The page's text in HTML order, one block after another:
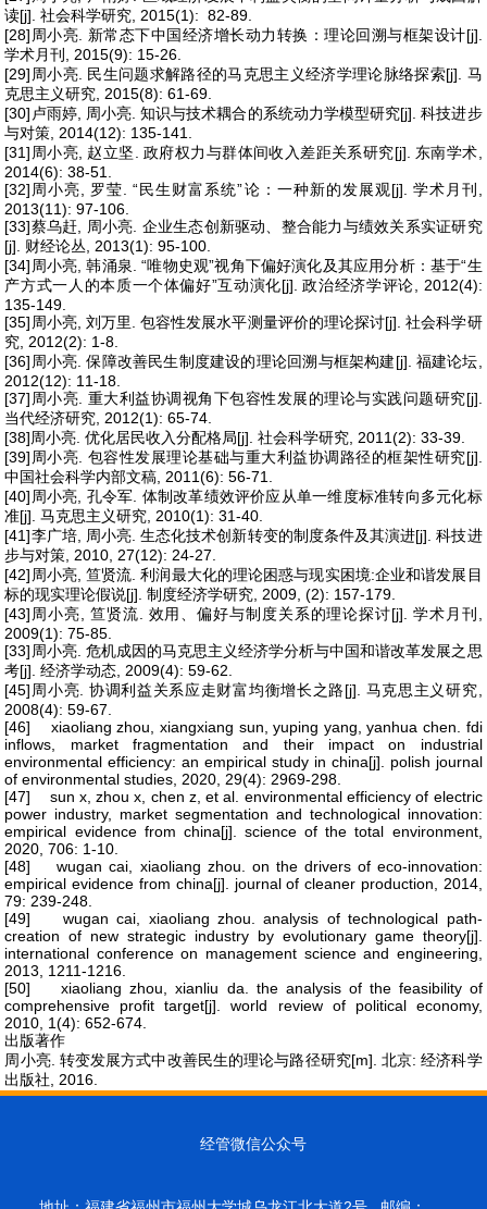
读[j]. 社会科学研究, 2015(1): 82-89.
[28]周小亮. 新常态下中国经济增长动力转换：理论回溯与框架设计[j].
学术月刊, 2015(9): 15-26.
[29]周小亮. 民生问题求解路径的马克思主义经济学理论脉络探索[j]. 马
克思主义研究, 2015(8): 61-69.
[30]卢雨婷, 周小亮. 知识与技术耦合的系统动力学模型研究[j]. 科技进步
与对策, 2014(12): 135-141.
[31]周小亮, 赵立坚. 政府权力与群体间收入差距关系研究[j]. 东南学术,
2014(6): 38-51.
[32]周小亮, 罗莹. “民生财富系统”论：一种新的发展观[j]. 学术月刊,
2013(11): 97-106.
[33]蔡乌赶, 周小亮. 企业生态创新驱动、整合能力与绩效关系实证研究
[j]. 财经论丛, 2013(1): 95-100.
[34]周小亮, 韩涌泉. “唯物史观”视角下偏好演化及其应用分析：基于“生
产方式一人的本质一个体偏好”互动演化[j]. 政治经济学评论, 2012(4):
135-149.
[35]周小亮, 刘万里. 包容性发展水平测量评价的理论探讨[j]. 社会科学研
究, 2012(2): 1-8.
[36]周小亮. 保障改善民生制度建设的理论回溯与框架构建[j]. 福建论坛,
2012(12): 11-18.
[37]周小亮. 重大利益协调视角下包容性发展的理论与实践问题研究[j].
当代经济研究, 2012(1): 65-74.
[38]周小亮. 优化居民收入分配格局[j]. 社会科学研究, 2011(2): 33-39.
[39]周小亮. 包容性发展理论基础与重大利益协调路径的框架性研究[j].
中国社会科学内部文稿, 2011(6): 56-71.
[40]周小亮, 孔令军. 体制改革绩效评价应从单一维度标准转向多元化标
准[j]. 马克思主义研究, 2010(1): 31-40.
[41]李广培, 周小亮. 生态化技术创新转变的制度条件及其演进[j]. 科技进
步与对策, 2010, 27(12): 24-27.
[42]周小亮, 笪贤流. 利润最大化的理论困惑与现实困境:企业和谐发展目
标的现实理论假说[j]. 制度经济学研究, 2009, (2): 157-179.
[43]周小亮, 笪贤流. 效用、偏好与制度关系的理论探讨[j]. 学术月刊,
2009(1): 75-85.
[33]周小亮. 危机成因的马克思主义经济学分析与中国和谐改革发展之思
考[j]. 经济学动态, 2009(4): 59-62.
[45]周小亮. 协调利益关系应走财富均衡增长之路[j]. 马克思主义研究,
2008(4): 59-67.
[46] xiaoliang zhou, xiangxiang sun, yuping yang, yanhua chen. fdi
inflows, market fragmentation and their impact on industrial
environmental efficiency: an empirical study in china[j]. polish journal
of environmental studies, 2020, 29(4): 2969-298.
[47] sun x, zhou x, chen z, et al. environmental efficiency of electric
power industry, market segmentation and technological innovation:
empirical evidence from china[j]. science of the total environment,
2020, 706: 1-10.
[48] wugan cai, xiaoliang zhou. on the drivers of eco-innovation:
empirical evidence from china[j]. journal of cleaner production, 2014,
79: 239-248.
[49] wugan cai, xiaoliang zhou. analysis of technological path-
creation of new strategic industry by evolutionary game theory[j].
international conference on management science and engineering,
2013, 1211-1216.
[50] xiaoliang zhou, xianliu da. the analysis of the feasibility of
comprehensive profit target[j]. world review of political economy,
2010, 1(4): 652-674.
出版著作
周小亮. 转变发展方式中改善民生的理论与路径研究[m]. 北京: 经济科学
出版社, 2016.
经管微信公众号